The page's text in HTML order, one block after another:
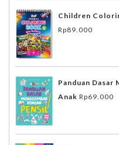
Children
Rp89.000
Panduan Dasar
Anak Rp69.000